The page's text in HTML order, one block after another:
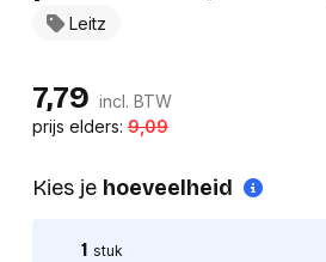
Leitz
7,79 incl. BTW
prijs elders:9,09
Kies je hoeveelheid
1 stuk